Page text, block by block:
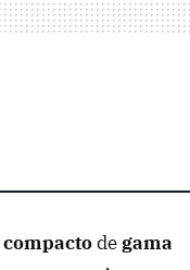
compactodegama